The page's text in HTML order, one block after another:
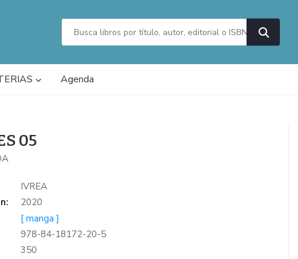
Agenda
05
IVREA
2020
[ manga ]
978-84-18172-20-5
350